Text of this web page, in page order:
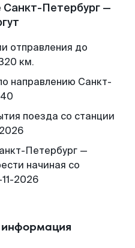
Петербург —
отправления до
км.
направлению Санкт-
поезда со станции
Петербург —
начиная со
2026